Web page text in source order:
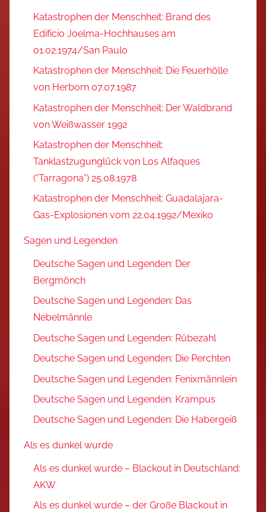
Katastrophen der Menschheit: Brand des
Edifício Joelma-Hochhauses am
01.02.1974/San Paulo
Katastrophen der Menschheit: Die Feuerhölle
von Herborn 07.07.1987
Katastrophen der Menschheit: Der Waldbrand
von Weißwasser 1992
Katastrophen der Menschheit:
Tanklastzugunglück von Los Alfaques
(“Tarragona”) 25.08.1978
Katastrophen der Menschheit: Guadalajara-
Gas-Explosionen vom 22.04.1992/Mexiko
Sagen und Legenden
Deutsche Sagen und Legenden: Der
Bergmönch
Deutsche Sagen und Legenden: Das
Nebelmännle
Deutsche Sagen und Legenden: Rübezahl
Deutsche Sagen und Legenden: Die Perchten
Deutsche Sagen und Legenden: Fenixmännlein
Deutsche Sagen und Legenden: Krampus
Deutsche Sagen und Legenden: Die Habergeiß
Als es dunkel wurde
Als es dunkel wurde – Blackout in Deutschland:
AKW
Als es dunkel wurde – der Große Blackout in